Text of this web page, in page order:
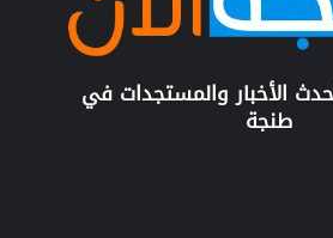
الأخبار والمستجدات في
طنجة